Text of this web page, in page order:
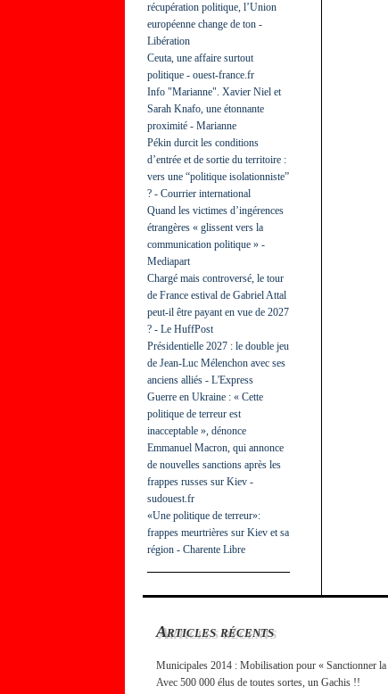
récupération politique, l’Union
européenne change de ton -
Libération
Ceuta, une affaire surtout
politique - ouest-france.fr
Info "Marianne". Xavier Niel et
Sarah Knafo, une étonnante
proximité - Marianne
Pékin durcit les conditions
d’entrée et de sortie du territoire :
vers une “politique isolationniste”
? - Courrier international
Quand les victimes d’ingérences
étrangères « glissent vers la
communication politique » -
Mediapart
Chargé mais controversé, le tour
de France estival de Gabriel Attal
peut-il être payant en vue de 2027
? - Le HuffPost
Présidentielle 2027 : le double jeu
de Jean-Luc Mélenchon avec ses
anciens alliés - L'Express
Guerre en Ukraine : « Cette
politique de terreur est
inacceptable », dénonce
Emmanuel Macron, qui annonce
de nouvelles sanctions après les
frappes russes sur Kiev -
sudouest.fr
«Une politique de terreur»:
frappes meurtrières sur Kiev et sa
région - Charente Libre
Articles récents
Municipales 2014 : Mobilisation pour « Sanctionner
Avec 500 000 élus de toutes sortes, un Gachis !!